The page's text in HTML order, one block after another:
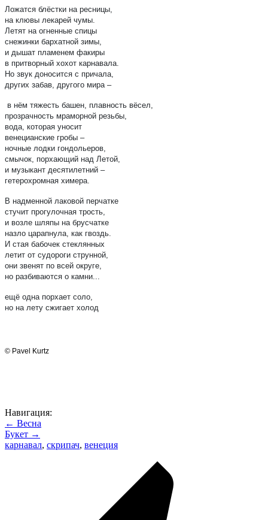
Ложатся блёстки на ресницы,
на клювы лекарей чумы.
Летят на огненные спицы
снежинки бархатной зимы,
и дышат пламенем факиры
в притворный хохот карнавала.
Но звук доносится с причала,
других забав, другого мира –
в нём тяжесть башен, плавность вёсел,
прозрачность мраморной резьбы,
вода, которая уносит
венецианские гробы –
ночные лодки гондольеров,
смычок, порхающий над Летой,
и музыкант десятилетний –
гетерохромная химера.
В надменной лаковой перчатке
стучит прогулочная трость,
и возле шляпы на брусчатке
назло царапнула, как гвоздь.
И стая бабочек стеклянных
летит от судороги струнной,
они звенят по всей округе,
но разбиваются о камни...
ещё одна порхает соло,
но на лету сжигает холод
© Pavel Kurtz
Навигация:
← Весна
Букет →
карнавал, скрипач, венеция